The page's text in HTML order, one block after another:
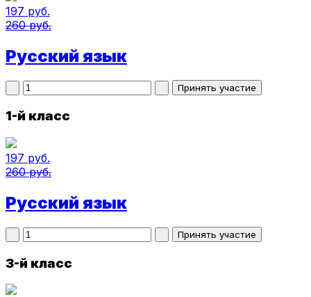
197 руб.
260 руб.
Русский язык
1-й класс
197 руб.
260 руб.
Русский язык
3-й класс